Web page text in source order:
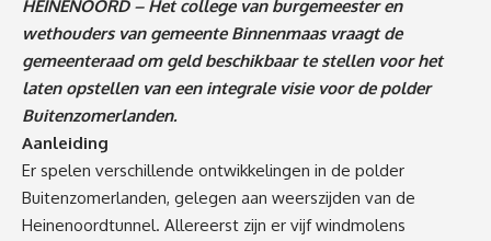
HEINENOORD – Het college van burgemeester en
wethouders van gemeente Binnenmaas vraagt de
gemeenteraad om geld beschikbaar te stellen voor het
laten opstellen van een integrale visie voor de polder
Buitenzomerlanden.
Aanleiding
Er spelen verschillende ontwikkelingen in de polder
Buitenzomerlanden, gelegen aan weerszijden van de
Heinenoordtunnel. Allereerst zijn er vijf windmolens